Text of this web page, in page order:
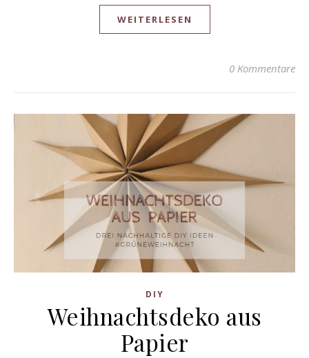
WEITERLESEN
0 Kommentare
DIY
Weihnachtsdeko aus
Papier